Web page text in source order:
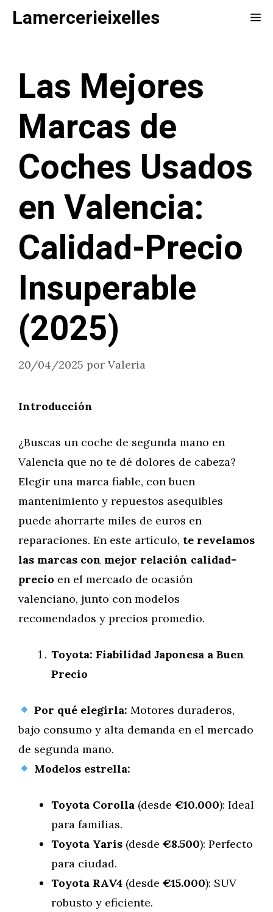
SaltarLamercerieixelles
Las Mejores
Marcas de
Coches Usados
en Valencia:
Calidad-Precio
Insuperable
(2025)
20/04/2025 por Valeria
Introducción
¿Buscas un coche de segunda mano en
Valencia que no te dé dolores de cabeza?
Elegir una marca fiable, con buen
mantenimiento y repuestos asequibles
puede ahorrarte miles de euros en
reparaciones. En este artículo, te revelamos
las marcas con mejor relación calidad-
precio en el mercado de ocasión
valenciano, junto con modelos
recomendados y precios promedio.
Toyota: Fiabilidad Japonesa a Buen
Precio
Por qué elegirla: Motores duraderos,
bajo consumo y alta demanda en el mercado
de segunda mano.
Modelos estrella:
Toyota Corolla (desde €10.000): Ideal
para familias.
Toyota Yaris (desde €8.500): Perfecto
para ciudad.
Toyota RAV4 (desde €15.000): SUV
robusto y eficiente.